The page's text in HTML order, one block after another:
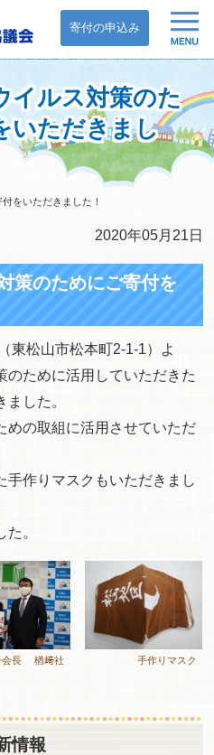
寄付の申込み
イルス対策のた
いただきまし
をいただきました！
2020年05月21日
策のためにご寄付を
東松山市松本町2-1-1）よ
のために活用していただきた
した。
の取組に活用させていただ
作りマスクもいただきまし
。
楢﨑社
手作りマスク
情報